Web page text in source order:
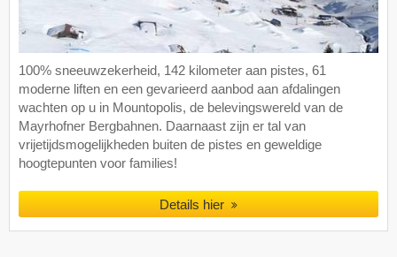
100% sneeuwzekerheid, 142 kilometer aan pistes, 61
moderne liften en een gevarieerd aanbod aan afdalingen
wachten op u in Mountopolis, de belevingswereld van de
Mayrhofner Bergbahnen. Daarnaast zijn er tal van
vrijetijdsmogelijkheden buiten de pistes en geweldige
hoogtepunten voor families!
Details hier